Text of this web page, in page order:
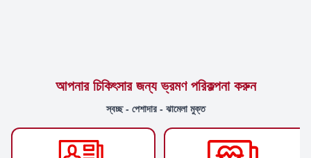
আপনার চিকিৎসার জন্য ভ্রমণ পরিকল্পনা করুন
স্বচ্ছ - পেশাদার - ঝামেলা মুক্ত